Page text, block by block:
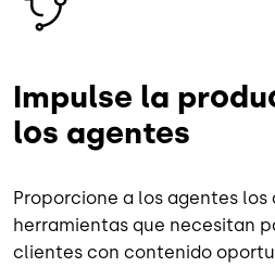
Impulse la
los agentes
Proporcione a los agentes los
herramientas que necesitan
clientes con contenido